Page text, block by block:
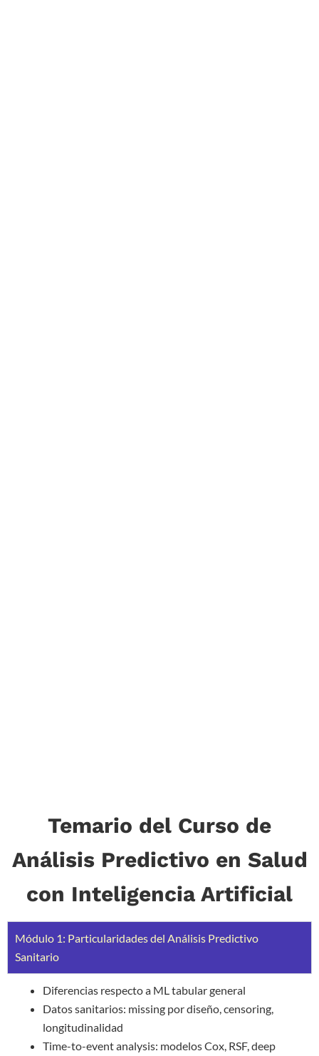
Temario del Curso de
Análisis Predictivo en Salud
con Inteligencia Artificial
Módulo 1: Particularidades del Análisis Predictivo
Sanitario
Diferencias respecto a ML tabular general
Datos sanitarios: missing por diseño, censoring,
longitudinalidad
Time-to-event analysis: modelos Cox, RSF, deep